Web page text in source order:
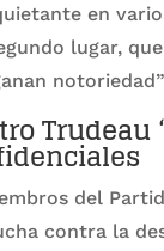
en
lugar,
Trudeau
del
contra la